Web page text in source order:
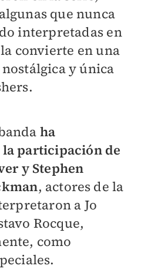
que nunca
interpretadas en
convierte en una
y única
ha
participación de
y Stephen
, actores de la
a Jo
Rocque,
como